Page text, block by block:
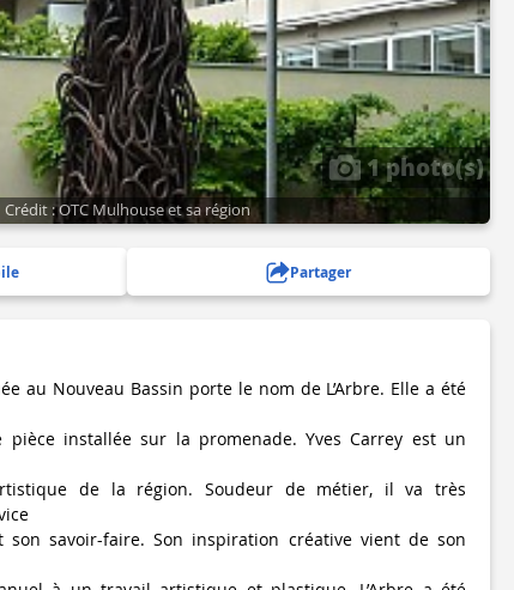
1 photo(s)
Crédit : OTC Mulhouse et sa région
Partager
au Nouveau Bassin porte le nom de L’Arbre. Elle a été
pièce installée sur la promenade. Yves Carrey est un
de la région. Soudeur de métier, il va très
savoir-faire. Son inspiration créative vient de son